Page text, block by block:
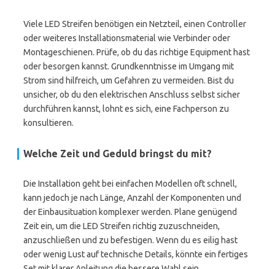
Viele LED Streifen benötigen ein Netzteil, einen Controller
oder weiteres Installationsmaterial wie Verbinder oder
Montageschienen. Prüfe, ob du das richtige Equipment hast
oder besorgen kannst. Grundkenntnisse im Umgang mit
Strom sind hilfreich, um Gefahren zu vermeiden. Bist du
unsicher, ob du den elektrischen Anschluss selbst sicher
durchführen kannst, lohnt es sich, eine Fachperson zu
konsultieren.
Welche Zeit und Geduld bringst du mit?
Die Installation geht bei einfachen Modellen oft schnell,
kann jedoch je nach Länge, Anzahl der Komponenten und
der Einbausituation komplexer werden. Plane genügend
Zeit ein, um die LED Streifen richtig zuzuschneiden,
anzuschließen und zu befestigen. Wenn du es eilig hast
oder wenig Lust auf technische Details, könnte ein fertiges